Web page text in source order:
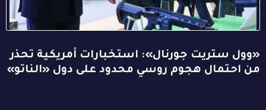
«وول ستريت جورنال»: استخبارات أمريكية تحذر
من احتمال هجوم روسي محدود على دول «الناتو»